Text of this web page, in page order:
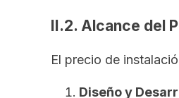
II.2. Alcance del
El precio de
Diseño y